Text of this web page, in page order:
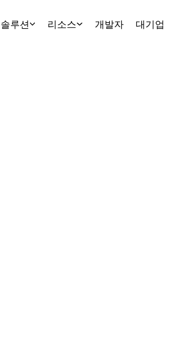
솔루션 리소스 개발자 대기업